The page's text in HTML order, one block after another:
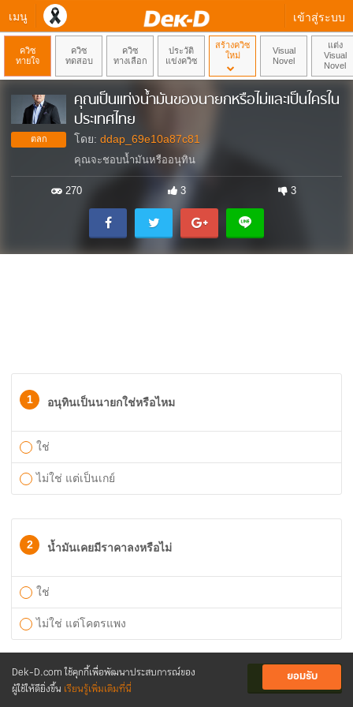
เมนู เข้าสู่ระบบ
Dek-D.com ใช้คุกกี้เพื่อพัฒนาประสบการณ์ของ
ผู้ใช้ให้ดียิ่งขึ้น เรียนรู้เพิ่มเติมที่นี่
ยอมรับ
ควิซ
ทายใจ
ควิซ
ทดสอบ
ควิซ
ทางเลือก
ประวัติ
แข่งควิซ
สร้างควิซ
ใหม่
Visual
Novel
แต่ง
Visual
Novel
ตลก
คุณเป็นแท่งน้ำมันของนายกหรือไม่และเป็นใครใน
ประเทศไทย
โดย: ddap_69e10a87c81
คุณจะชอบน้ำมันหรืออนุทิน
270 3 3
1 อนุทินเป็นนายกใช่หรือไหม
ใช่
ไม่ใช่ แต่เป็นเกย์
2 น้ำมันเคยมีราคาลงหรือไม่
ใช่
ไม่ใช่ แต่โคตรแพง
ส่งคำตอบ